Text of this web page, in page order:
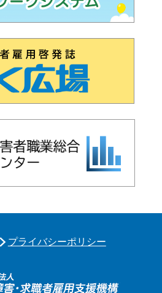
プライバシーポリシー